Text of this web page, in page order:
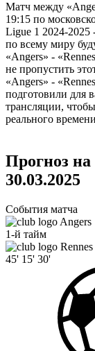
Матч между
19:15 по
Ligue 1 2024-2025
по всему миру
«Angers» -
не пропустить
«Angers» -
подготовили для
трансляции,
реального
Прогноз на
30.03.2025
События матча
Angers
1-й тайм
Rennes
45' 15' 30'